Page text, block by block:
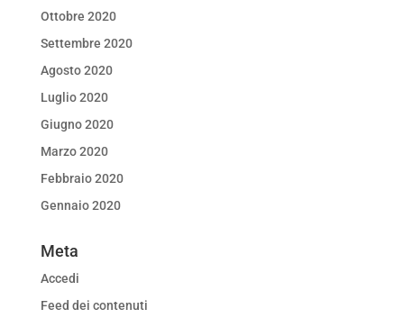
Ottobre 2020
Settembre 2020
Agosto 2020
Luglio 2020
Giugno 2020
Marzo 2020
Febbraio 2020
Gennaio 2020
Meta
Accedi
Feed dei contenuti